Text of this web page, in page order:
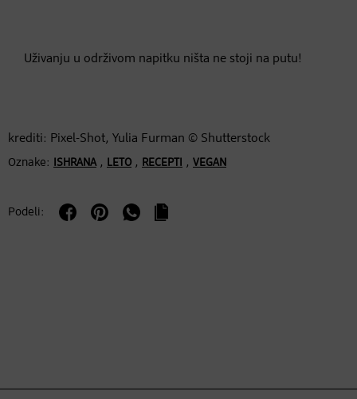
Uživanju u održivom napitku ništa ne stoji na putu!
krediti: Pixel-Shot, Yulia Furman © Shutterstock
Oznake: ISHRANA, LETO , RECEPTI , VEGAN
Podeli: